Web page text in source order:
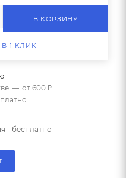
В КОРЗИНУ
1 КЛИК
— от 600 ₽
- бесплатно